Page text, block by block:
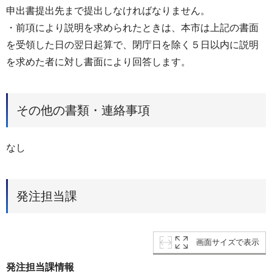
申出書提出先まで提出しなければなりません。
・前項により説明を求められたときは、本市は上記の書面
を受領した日の翌日起算で、閉庁日を除く５日以内に説明
を求めた者に対し書面により回答します。
その他の書類・連絡事項
なし
発注担当課
画面サイズで表示
発注担当課情報